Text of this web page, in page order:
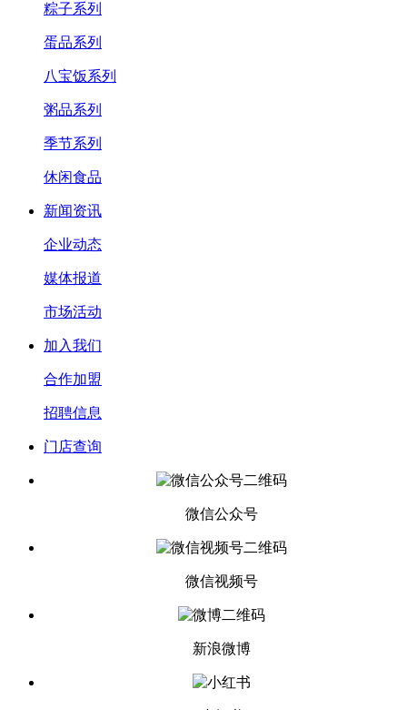
粽子系列
蛋品系列
八宝饭系列
粥品系列
季节系列
休闲食品
新闻资讯
企业动态
媒体报道
市场活动
加入我们
合作加盟
招聘信息
门店查询
微信公众号
微信视频号
新浪微博